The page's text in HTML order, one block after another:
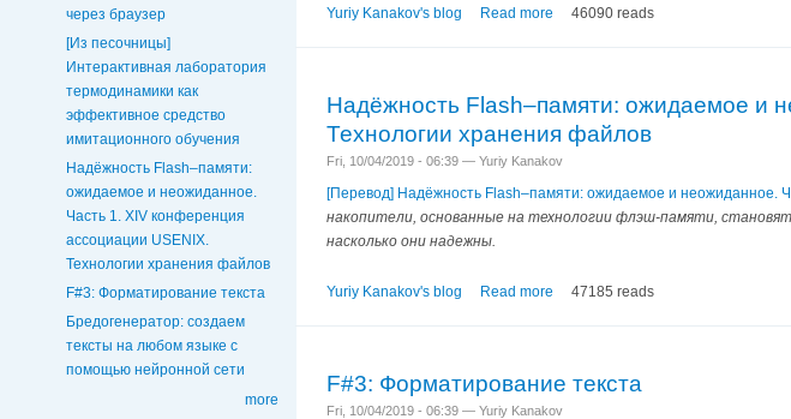
через браузер
[Из песочницы]
Интерактивная лаборатория
термодинамики как
эффективное средство
имитационного обучения
Надёжность Flash–памяти:
ожидаемое и неожиданное.
Часть 1. XIV конференция
ассоциации USENIX.
Технологии хранения файлов
F#3: Форматирование текста
Бредогенератор: создаем
тексты на любом языке с
помощью нейронной сети
more
Yuriy Kanakov's blog Read more 46090 reads
Надёжность Flash–памяти: ожидаемое и
Технологии хранения файлов
Fri, 10/04/2019 - 06:39 — Yuriy Kanakov
[Перевод] Надёжность Flash–памяти: ожидаемое и неожиданное.
накопители, основанные на технологии флэш-памяти,
насколько они надежны.
Yuriy Kanakov's blog Read more 47185 reads
F#3: Форматирование текста
Fri, 10/04/2019 - 06:39 — Yuriy Kanakov